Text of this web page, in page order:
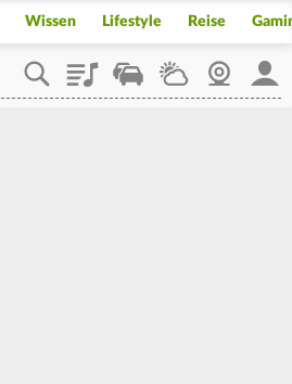
Wissen Lifestyle Reise
PlaylistStaupilotWetterWebcam